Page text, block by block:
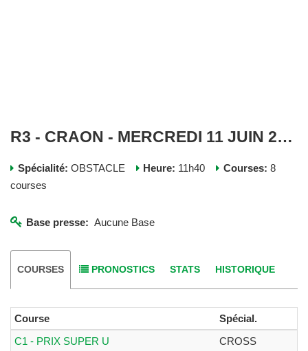
R3 - CRAON - MERCREDI 11 JUIN 2025
Spécialité: OBSTACLE Heure: 11h40 Courses: 8
courses
Base presse: Aucune Base
COURSES PRONOSTICS STATS HISTORIQUE
Course
Spécial.
C1 - PRIX SUPER U
CROSS